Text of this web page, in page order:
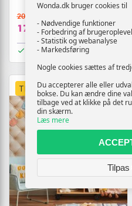
209,-
179,- Vis
På lager
TILBUD
Wonda.dk bruger cookies til
- Nødvendige funktioner
- Forbedring af
- Statistik og webanalyse
- Markedsføring
Nogle cookies sættes af
Du accepterer alle eller
bokse. Du kan ændre dine
tilbage ved at klikke på det
din skærm.
Læs mere